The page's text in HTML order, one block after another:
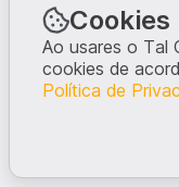
Escreve a tua
Cookies
Ao usares o Tal
cookies de
Política de